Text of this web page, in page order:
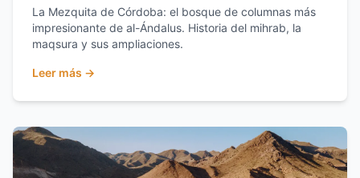
La Mezquita de Córdoba: el bosque de columnas más
impresionante de al-Ándalus. Historia del mihrab, la
maqsura y sus ampliaciones.
Leer más →